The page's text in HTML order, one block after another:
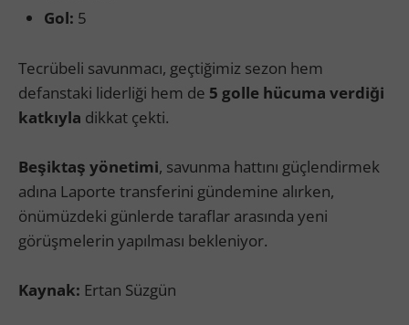
Gol: 5
Tecrübeli savunmacı, geçtiğimiz sezon hem
defanstaki liderliği hem de 5 golle hücuma verdiği
katkıyla dikkat çekti.
Beşiktaş yönetimi, savunma hattını güçlendirmek
adına Laporte transferini gündemine alırken,
önümüzdeki günlerde taraflar arasında yeni
görüşmelerin yapılması bekleniyor.
Kaynak: Ertan Süzgün